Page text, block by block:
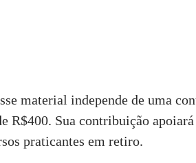
material independe de uma
R$400. Sua contribuição
praticantes em retiro.